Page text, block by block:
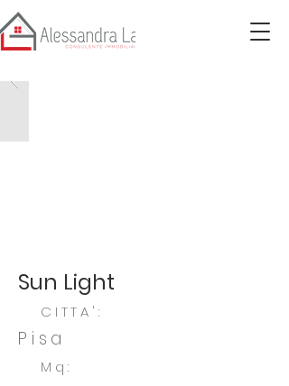
Sun Light
CITTA':
Pisa
Mq: